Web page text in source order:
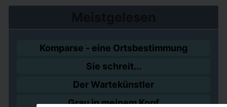
Komparse - eine Ortsbestimmung
Sie schreit...
Der Wartekünstler
Grau in meinem Kopf